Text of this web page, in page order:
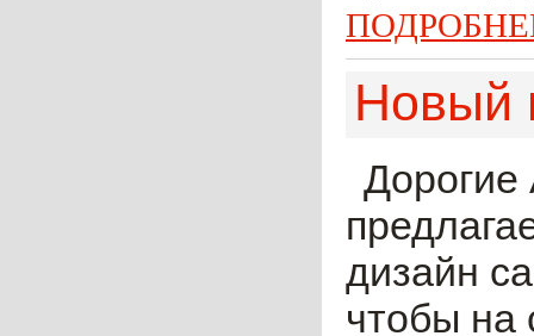
Новый
Дорогие
дизайн
чтобы на